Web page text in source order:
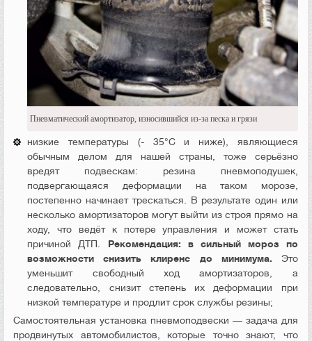
Пневматический амортизатор, износившийся из-за песка и грязи
низкие температуры (- 35°С и ниже), являющиеся
обычным делом для нашей страны, тоже серьёзно
вредят подвескам: резина пневмоподушек,
подвергающаяся деформации на таком морозе,
постепенно начинает трескаться. В результате один или
несколько амортизаторов могут выйти из строя прямо на
ходу, что ведёт к потере управления и может стать
причиной ДТП. Рекомендация: в сильный мороз по
возможности снизить клиренс до минимума. Это
уменьшит свободный ход амортизаторов, а
следовательно, снизит степень их деформации при
низкой температуре и продлит срок службы резины;
Самостоятельная установка пневмоподвески — задача для
продвинутых автомобилистов, которые точно знают, что